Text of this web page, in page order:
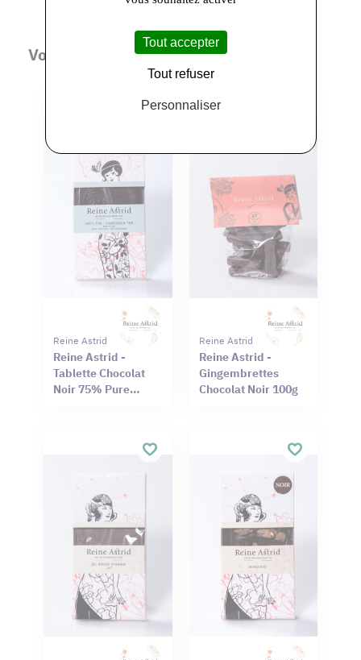
Vous aimerez aussi
Reine Astrid
Reine Astrid -
Tablette Chocolat
Noir 75% Pure
Reine Astrid
Reine Astrid -
Gingembrettes
Chocolat Noir 100g
Tout accepter
Tout refuser
Personnaliser